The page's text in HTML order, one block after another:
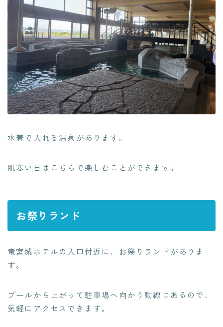
水着で入れる温泉があります。
肌寒い日はこちらで楽しむことができます。
お祭りランド
竜宮城ホテルの入口付近に、お祭りランドがありま
す。
プールから上がって駐車場へ向かう動線にあるので、
気軽にアクセスできます。